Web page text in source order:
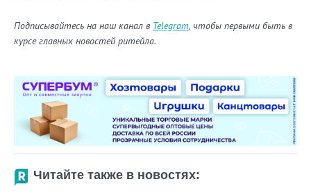
Подписывайтесь на наш канал в Telegram, чтобы первыми быть в
курсе главных новостей ритейла.
Читайте также в новостях: